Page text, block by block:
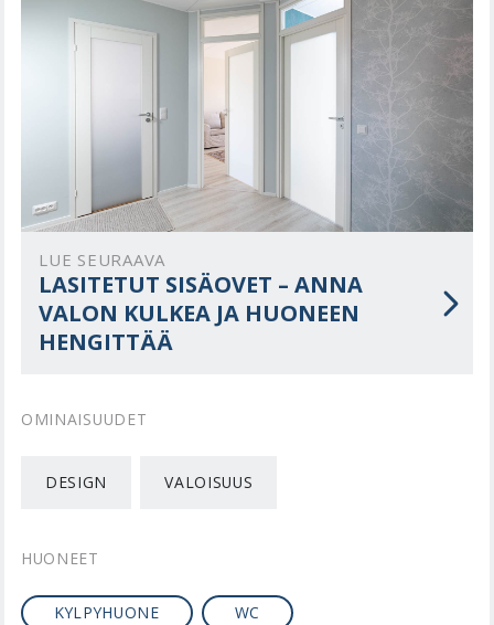
LUE SEURAAVA
LASITETUT SISÄOVET – ANNA
VALON KULKEA JA HUONEEN
HENGITTÄÄ
OMINAISUUDET
DESIGN VALOISUUS
HUONEET
KYLPYHUONE WC